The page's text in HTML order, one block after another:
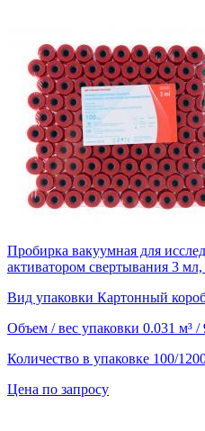
Пробирка вакуумная для
активатором свертывания 3
Вид упаковки Картонный
Объем / вес упаковки 0.031 м³ /
Количество в упаковке 100/
Цена по запросу